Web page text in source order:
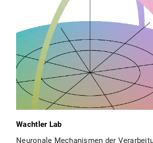
Wachtler Lab
Neuronale Mechanismen der